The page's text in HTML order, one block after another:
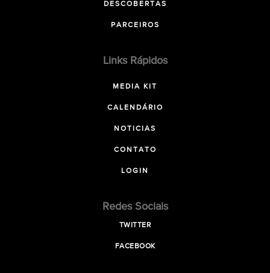
DESCOBERTAS
PARCEIROS
Links Rápidos
MEDIA KIT
CALENDÁRIO
NOTICIAS
CONTATO
LOGIN
Redes Sociais
TWITTER
FACEBOOK